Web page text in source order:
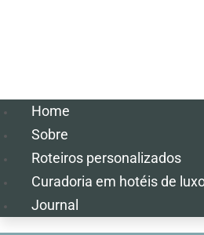
Home
Sobre
Roteiros personalizados
Curadoria em hotéis de
Journal